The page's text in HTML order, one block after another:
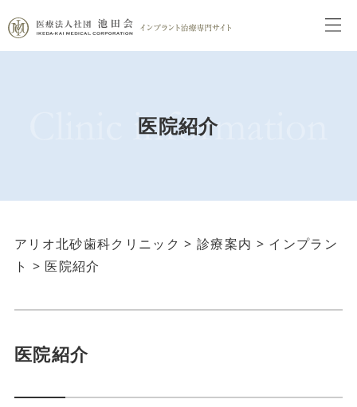
医院紹介
アリオ北砂歯科クリニック > 診療案内 > インプラン
ト > 医院紹介
医院紹介